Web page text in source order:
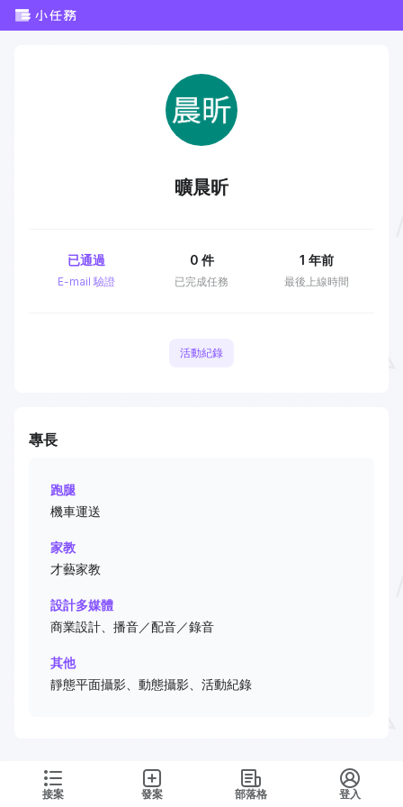
接案 發案 部落格 登入
曠晨昕
E-mail 驗證
已通過
已完成任務
0 件
最後上線時間
1 年前
活動紀錄
專長
跑腿
機車運送
家教
才藝家教
設計多媒體
商業設計、播音／配音／錄音
其他
靜態平面攝影、動態攝影、活動紀錄